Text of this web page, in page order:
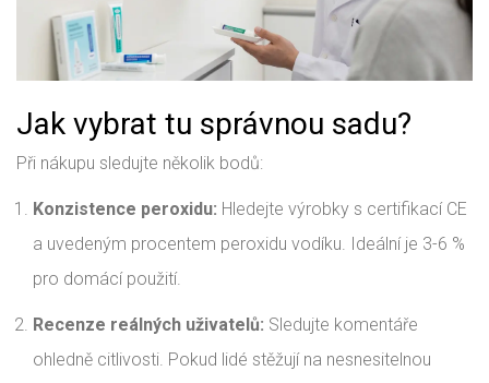
Jak vybrat tu správnou sadu?
Při nákupu sledujte několik bodů:
Konzistence peroxidu: Hledejte výrobky s certifikací CE
a uvedeným procentem peroxidu vodíku. Ideální je 3-6 %
pro domácí použití.
Recenze reálných uživatelů: Sledujte komentáře
ohledně citlivosti. Pokud lidé stěžují na nesnesitelnou